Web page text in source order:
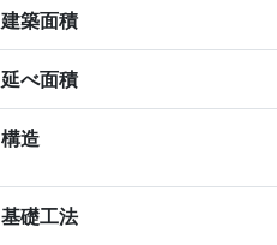
建築面積
延べ面積
構造
基礎工法